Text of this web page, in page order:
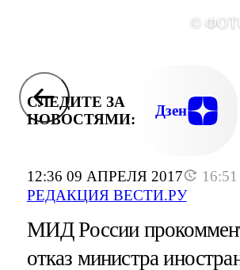
12:36 09 АПРЕЛЯ 2017
РЕДАКЦИЯ ВЕСТИ.РУ
©
СЛЕДИТЕ ЗА
НОВОСТЯМИ:
Дзен
МИД России
отказ министра